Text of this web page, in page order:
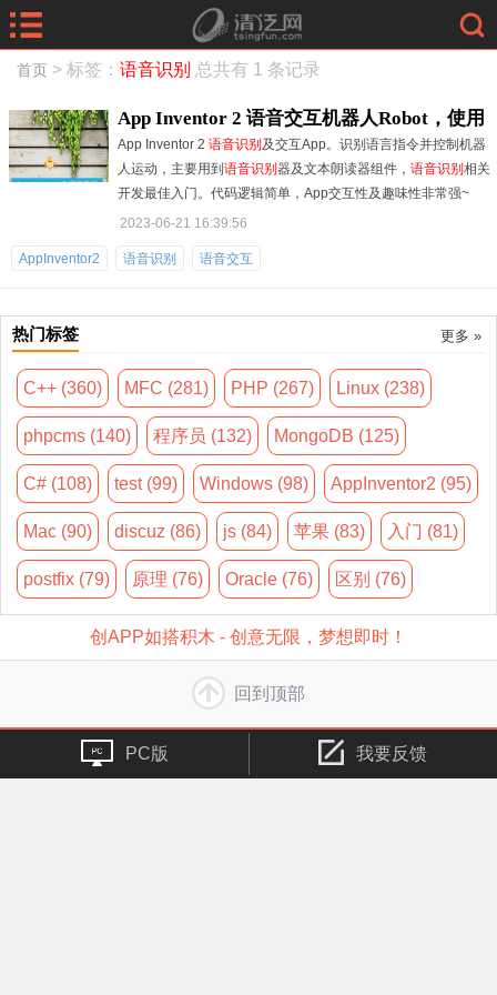
首页 > 标签： 语音识别 总共有 1 条记录
App Inventor 2 语音交互机器人Robot，使用
讯飞语音识别引擎
App Inventor 2 语音识别 及交互App。识别语言指令并控制机器
人运动，主要用到 语音识别 器及文本朗读器组件， 语音识别 相关
开发最佳入门。代码逻辑简单，App交互性及趣味性非常强~
2023-06-21 16:39:56
AppInventor2 语音识别 语音交互
热门标签 更多 »
C++ (360) MFC (281) PHP (267) Linux (238)
phpcms (140) 程序员 (132) MongoDB (125)
C# (108) test (99) Windows (98) AppInventor2 (95)
Mac (90) discuz (86) js (84) 苹果 (83) 入门 (81)
postfix (79) 原理 (76) Oracle (76) 区别 (76)
创APP如搭积木 - 创意无限，梦想即时！
回到顶部
PC版 我要反馈